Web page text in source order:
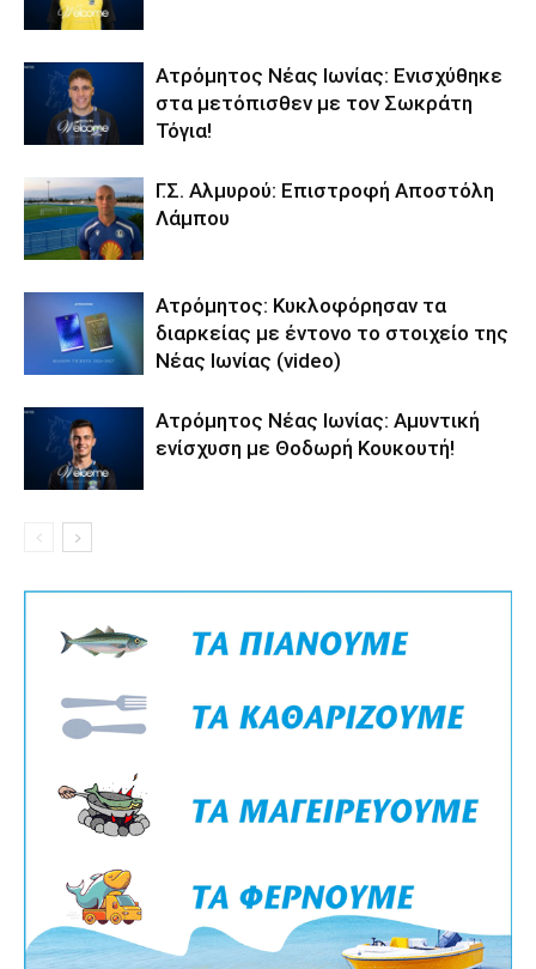
Ατρόμητος Νέας Ιωνίας: Ενισχύθηκε
στα μετόπισθεν με τον Σωκράτη
Τόγια!
Γ.Σ. Αλμυρού: Επιστροφή Αποστόλη
Λάμπου
Ατρόμητος: Κυκλοφόρησαν τα
διαρκείας με έντονο το στοιχείο της
Νέας Ιωνίας (video)
Ατρόμητος Νέας Ιωνίας: Αμυντική
ενίσχυση με Θοδωρή Κουκουτή!